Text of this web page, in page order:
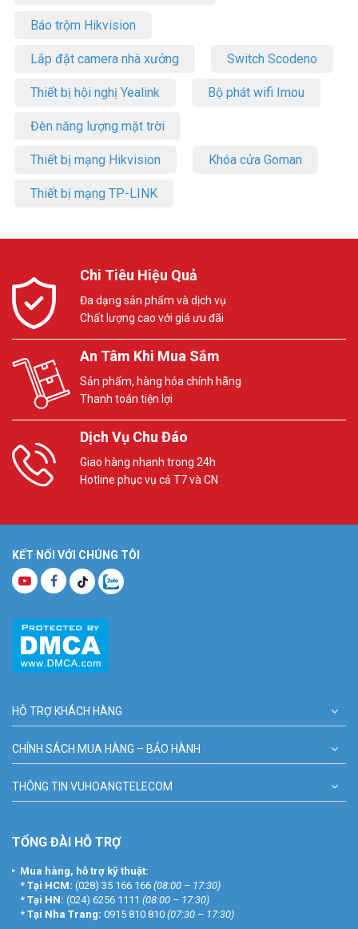
Báo trộm Hikvision
Lắp đặt camera nhà xưởng Switch Scodeno
Thiết bị hội nghị Yealink Bộ phát wifi Imou
Đèn năng lượng mặt trời
Thiết bị mạng Hikvision Khóa cửa Goman
Thiết bị mạng TP-LINK
Chi Tiêu Hiệu Quả
Đa dạng sản phẩm và dịch vụ
Chất lượng cao với giá ưu đãi
An Tâm Khi Mua Sắm
Sản phẩm, hàng hóa chính hãng
Thanh toán tiện lợi
Dịch Vụ Chu Đáo
Giao hàng nhanh trong 24h
Hotline phục vụ cả T7 và CN
KẾT NỐI VỚI CHÚNG TÔI
HỖ TRỢ KHÁCH HÀNG
CHÍNH SÁCH MUA HÀNG – BẢO HÀNH
THÔNG TIN VUHOANGTELECOM
TỔNG ĐÀI HỖ TRỢ
Mua hàng, hỗ trợ kỹ thuật:
* Tại HCM: (028) 35 166 166 (08:00 – 17:30)
* Tại HN: (024) 6256 1111 (08:00 – 17:30)
* Tại Nha Trang: 0915 810 810 (07:30 – 17:30)